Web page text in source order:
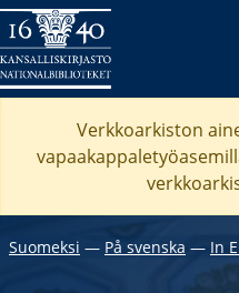
Verkkoarkiston
Suomeksi ― På svenska ― In